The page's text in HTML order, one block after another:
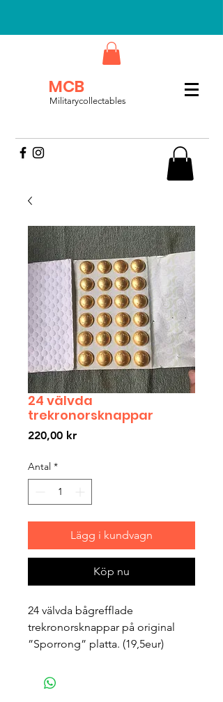
MCB
Militarycollectables
24 välvda
trekronorsknappar
220,00 krPris
Antal *
Lägg i kundvagn
Köp nu
24 välvda bågrefflade
trekronorsknappar på original
”Sporrong” platta. (19,5eur)